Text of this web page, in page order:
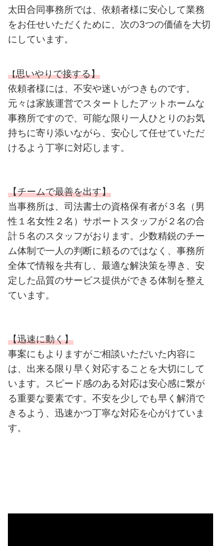
太田合同事務所では、依頼者様に安心して業務
をお任せいただくために、次の3つの価値を大切
にしています。
【思いやりで接する】
依頼者様には、不安や迷いがつきものです。
元々は家族運営でスタートしたアットホームな
事務所ですので、可能な限り一人ひとりのお気
持ちに寄り添いながら、安心して任せていただ
けるよう丁寧に対応します。
【チームで最善を出す】
当事務所は、司法書士の資格保有者が３名（男
性１名女性２名）サポートスタッフが２名の合
計５名のスタッフがおります。少数精鋭のチー
ム体制で一人の判断に頼るのではなく、事務所
全体で情報を共有し、最適な解決策を導き、安
定した品質のサービス提供ができる体制を整え
ています。
【迅速に動く】
事案にもよりますがご相談いただいた内容に
は、出来る限り早く対応することを大切にして
います。スピード感のある対応は安心感に繋が
る重要な要素です。不安を少しでも早く解消で
きるよう、迅速かつ丁寧な対応を心がけていま
す。